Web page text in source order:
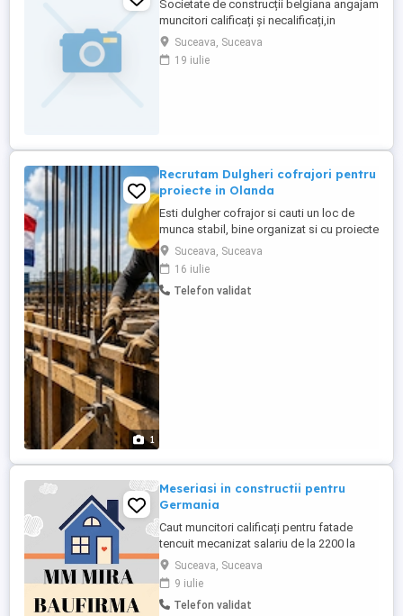
Societate de construcții belgiana angajam
muncitori calificați și necalificați,in
domeniul construcțiilor.Mai multe detaliile
la numărul de telefon .
Suceava, Suceava
19 iulie
1
Recrutam Dulgheri cofrajori pentru
proiecte in Olanda
Esti dulgher cofrajor si cauti un loc de
munca stabil, bine organizat si cu proiecte
pe termen lung? Alatura-te echipei noastre
si lucreaza pentru companii de constructii
din Olanda, in proiecte civile si industriale.
Ce vei face? Montarea si demontarea
Suceava, Suceava
16 iulie
Telefon validat
Meseriasi in constructii pentru
Germania
Caut muncitori calificați pentru fatade
tencuit mecanizat salariu de la 2200 la
2800 depinde de experientă, cazare
gratuit si o masa pe zi. transport asigurat
cu tragere din primul salariu incepere
imediată: wapp
Suceava, Suceava
9 iulie
Telefon validat